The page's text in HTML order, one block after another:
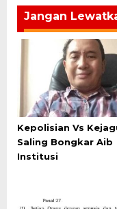
Jangan
Kepolisian Vs
Saling Bongkar Aib
Institusi